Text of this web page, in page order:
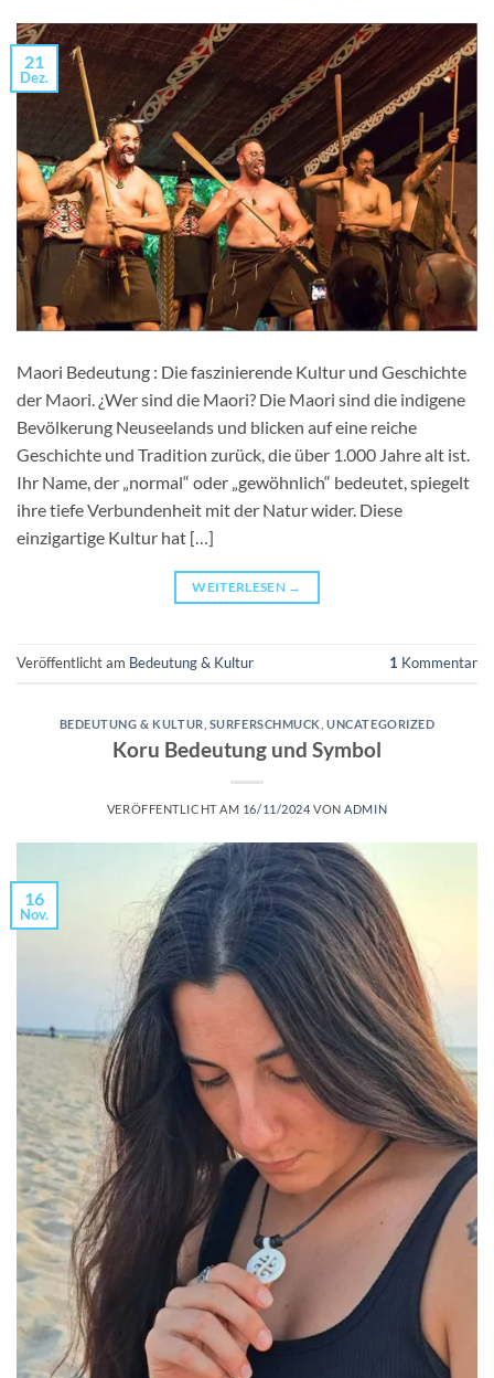
21
Dez.
Maori Bedeutung : Die faszinierende Kultur und Geschichte
der Maori. ¿Wer sind die Maori? Die Maori sind die indigene
Bevölkerung Neuseelands und blicken auf eine reiche
Geschichte und Tradition zurück, die über 1.000 Jahre alt ist.
Ihr Name, der „normal“ oder „gewöhnlich“ bedeutet, spiegelt
ihre tiefe Verbundenheit mit der Natur wider. Diese
einzigartige Kultur hat […]
WEITERLESEN →
Veröffentlicht am Bedeutung & Kultur 1 Kommentar
BEDEUTUNG & KULTUR SURFERSCHMUCK ,UNCATEGORIZED
Koru Bedeutung und Symbol
VERÖFFENTLICHT AM 16/11/2024VONADMIN
16
Nov.